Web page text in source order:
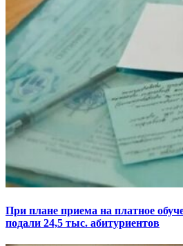
При плане приема на платное
подали 24,5 тыс. абитуриентов